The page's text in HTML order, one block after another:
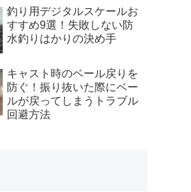
釣り用デジタルスケールお
すすめ9選！失敗しない防
水釣りはかりの決め手
キャスト時のベール戻りを
防ぐ！振り抜いた際にベー
ルが戻ってしまうトラブル
回避方法